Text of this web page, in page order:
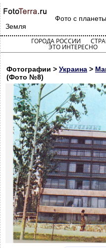
Фото с планеты
Земля
ГОРОДА РОССИИ
ЭТО ИНТЕРЕСНО
Фотографии > Украина >
(Фото №8)